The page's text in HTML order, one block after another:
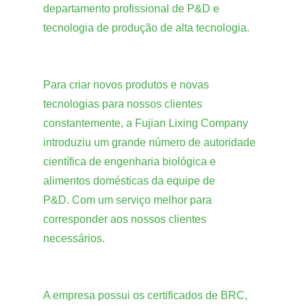
departamento profissional de P&D e
tecnologia de produção de alta tecnologia.
Para criar novos produtos e novas
tecnologias para nossos clientes
constantemente, a Fujian Lixing Company
introduziu um grande número de autoridade
científica de engenharia biológica e
alimentos domésticas da equipe de
P&D. Com um serviço melhor para
corresponder aos nossos clientes
necessários.
A empresa possui os certificados de BRC,